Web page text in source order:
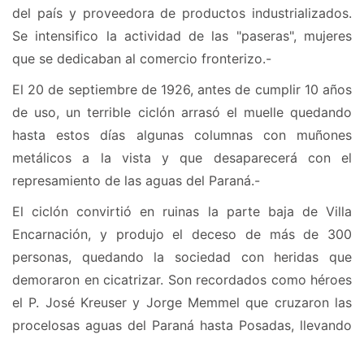
del país y proveedora de productos industrializados.
Se intensifico la actividad de las "paseras", mujeres
que se dedicaban al comercio fronterizo.-
El 20 de septiembre de 1926, antes de cumplir 10 años
de uso, un terrible ciclón arrasó el muelle quedando
hasta estos días algunas columnas con muñones
metálicos a la vista y que desaparecerá con el
represamiento de las aguas del Paraná.-
El ciclón convirtió en ruinas la parte baja de Villa
Encarnación, y produjo el deceso de más de 300
personas, quedando la sociedad con heridas que
demoraron en cicatrizar. Son recordados como héroes
el P. José Kreuser y Jorge Memmel que cruzaron las
procelosas aguas del Paraná hasta Posadas, llevando